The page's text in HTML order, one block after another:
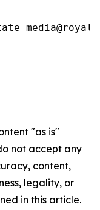
"as is"
not accept any
content,
legality, or
in this article.